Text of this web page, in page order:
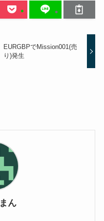
EURGBPでMission001(売
り)発生
ん